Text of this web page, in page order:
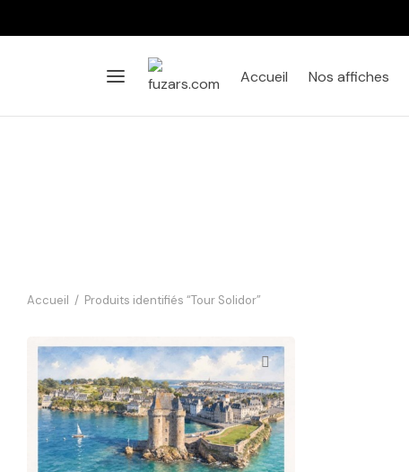
Accueil Nos affiches
Accueil / Produits identifiés “Tour Solidor”
Affiche Tour Solidor